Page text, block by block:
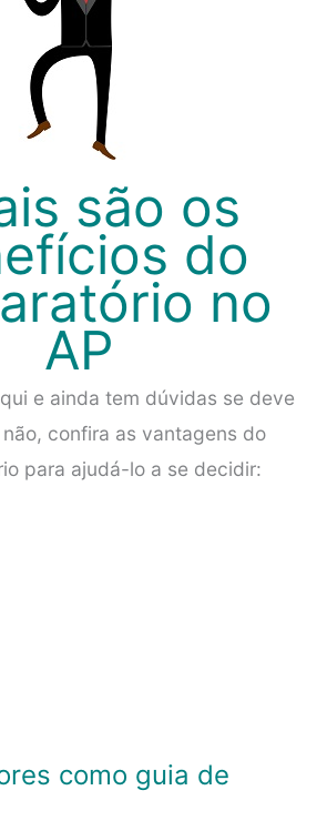
são os
do
no
AP
e ainda tem dúvidas se deve
confira as vantagens do
para ajudá-lo a se decidir:
como guia de